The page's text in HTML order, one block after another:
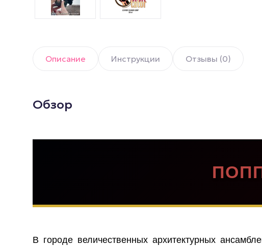
Описание Инструкции Отзывы (0)
Обзор
В городе величественных архитектурных